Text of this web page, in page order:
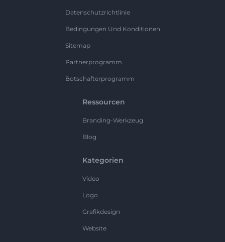
Datenschutzrichtlinie
Bedingungen Und Konditionen
Sitemap
Partnerprogramm
Botschafterprogramm
Ressourcen
Branding-Werkzeug
Blog
Kategorien
Video
Logo
Grafikdesign
Website